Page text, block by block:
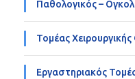
Παθολογικός –
Τομέας
Εργαστηριακός